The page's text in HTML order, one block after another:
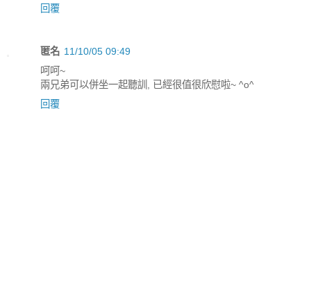
回覆
匿名 11/10/05 09:49
呵呵~
兩兄弟可以併坐一起聽訓, 已經很值很欣慰啦~ ^o^
回覆